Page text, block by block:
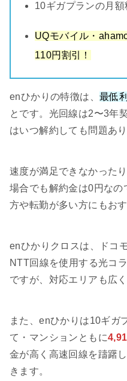
10ギガプランの月額
UQモバイル・
110円割引！
enひかりの特徴は、 最低
とです。光回線は2〜3年
はいつ解約しても問題あり
速度が満足できなかった
場合でも解約金は0円なの
方や転勤が多い方にもお
enひかりクロスは、ドコ
NTT回線を使用する光コ
ですが、対応エリアも広
また、enひかりは10ギガ
て・マンションともに
金が高く高速回線を躊躇
きます。